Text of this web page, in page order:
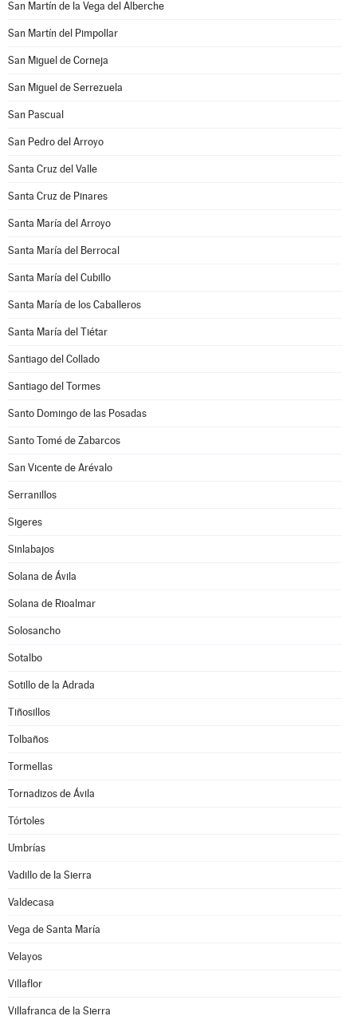
San Martín de la Vega del Alberche
San Martín del Pimpollar
San Miguel de Corneja
San Miguel de Serrezuela
San Pascual
San Pedro del Arroyo
Santa Cruz del Valle
Santa Cruz de Pinares
Santa María del Arroyo
Santa María del Berrocal
Santa María del Cubillo
Santa María de los Caballeros
Santa María del Tiétar
Santiago del Collado
Santiago del Tormes
Santo Domingo de las Posadas
Santo Tomé de Zabarcos
San Vicente de Arévalo
Serranillos
Sigeres
Sinlabajos
Solana de Ávila
Solana de Rioalmar
Solosancho
Sotalbo
Sotillo de la Adrada
Tiñosillos
Tolbaños
Tormellas
Tornadizos de Ávila
Tórtoles
Umbrías
Vadillo de la Sierra
Valdecasa
Vega de Santa María
Velayos
Villaflor
Villafranca de la Sierra